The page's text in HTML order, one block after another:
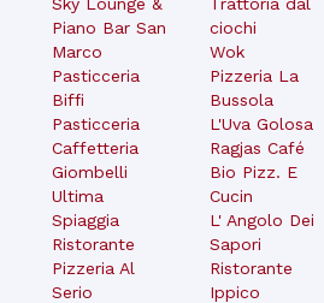
Piano Bar San
Marco
Pasticceria
Biffi
Pasticceria
Caffetteria
Giombelli
Ultima
Spiaggia
Ristorante
Pizzeria Al
Serio
ciochi
Wok
Pizzeria La
Bussola
L'Uva Golosa
Ragjas Café
Bio Pizz. E
Cucin
L' Angolo Dei
Sapori
Ristorante
Ippico